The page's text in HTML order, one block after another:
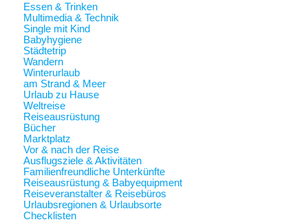
Essen & Trinken
Multimedia & Technik
Single mit Kind
Babyhygiene
Städtetrip
Wandern
Winterurlaub
am Strand & Meer
Urlaub zu Hause
Weltreise
Reiseausrüstung
Bücher
Marktplatz
Vor & nach der Reise
Ausflugsziele & Aktivitäten
Familienfreundliche Unterkünfte
Reiseausrüstung & Babyequipment
Reiseveranstalter & Reisebüros
Urlaubsregionen & Urlaubsorte
Checklisten